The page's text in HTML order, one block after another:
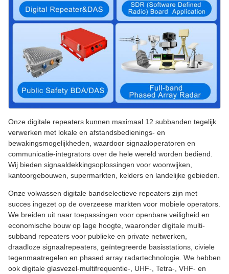
Onze digitale repeaters kunnen maximaal 12 subbanden tegelijk
verwerken met lokale en afstandsbedienings- en
bewakingsmogelijkheden, waardoor signaaloperatoren en
communicatie-integrators over de hele wereld worden bediend.
Wij bieden signaaldekkingsoplossingen voor woonwijken,
kantoorgebouwen, supermarkten, kelders en landelijke gebieden.
Onze volwassen digitale bandselectieve repeaters zijn met
succes ingezet op de overzeese markten voor mobiele operators.
We breiden uit naar toepassingen voor openbare veiligheid en
economische bouw op lage hoogte, waaronder digitale multi-
subband repeaters voor publieke en private netwerken,
draadloze signaalrepeaters, geïntegreerde basisstations, civiele
tegenmaatregelen en phased array radartechnologie. We hebben
ook digitale glasvezel-multifrequentie-, UHF-, Tetra-, VHF- en